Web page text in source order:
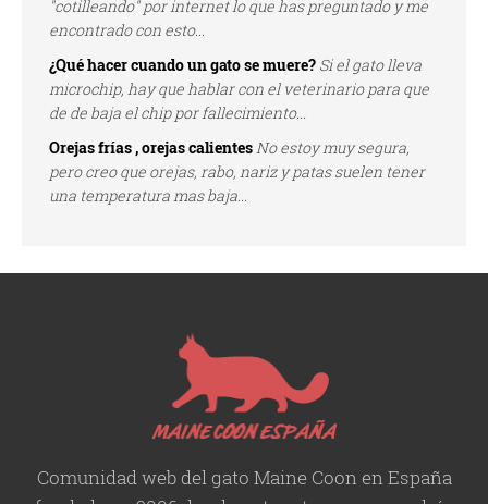
"cotilleando" por internet lo que has preguntado y me
encontrado con esto...
¿Qué hacer cuando un gato se muere? Si el gato lleva
microchip, hay que hablar con el veterinario para que
de de baja el chip por fallecimiento...
Orejas frías , orejas calientes No estoy muy segura,
pero creo que orejas, rabo, nariz y patas suelen tener
una temperatura mas baja...
Comunidad web del gato Maine Coon en España